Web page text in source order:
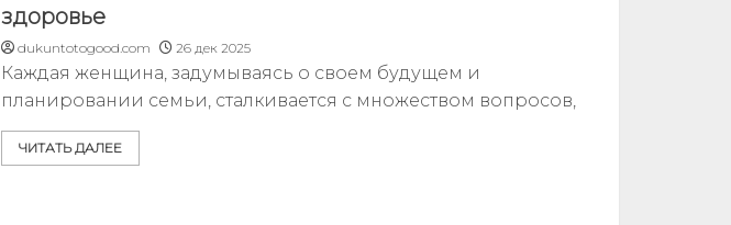
здоровье
dukuntotogood.com 26 дек 2025
Каждая женщина, задумываясь о своем будущем и
планировании семьи, сталкивается с множеством вопросов,
ЧИТАТЬ ДАЛЕЕ